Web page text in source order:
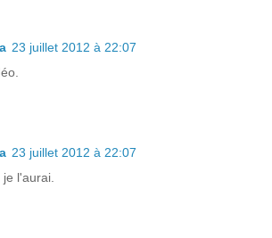
23 juillet 2012 à 22:07
23 juillet 2012 à 22:07
je l'aurai.